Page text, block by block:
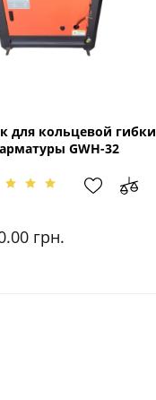
для кольцевой гибки
арматуры GWH-32
грн.